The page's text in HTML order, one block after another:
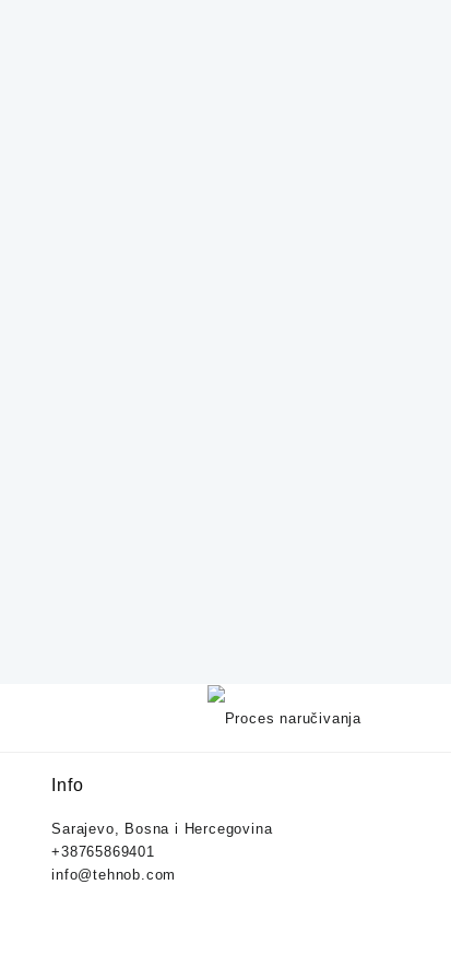
Info
Sarajevo, Bosna i Hercegovina
+38765869401
info@tehnob.com